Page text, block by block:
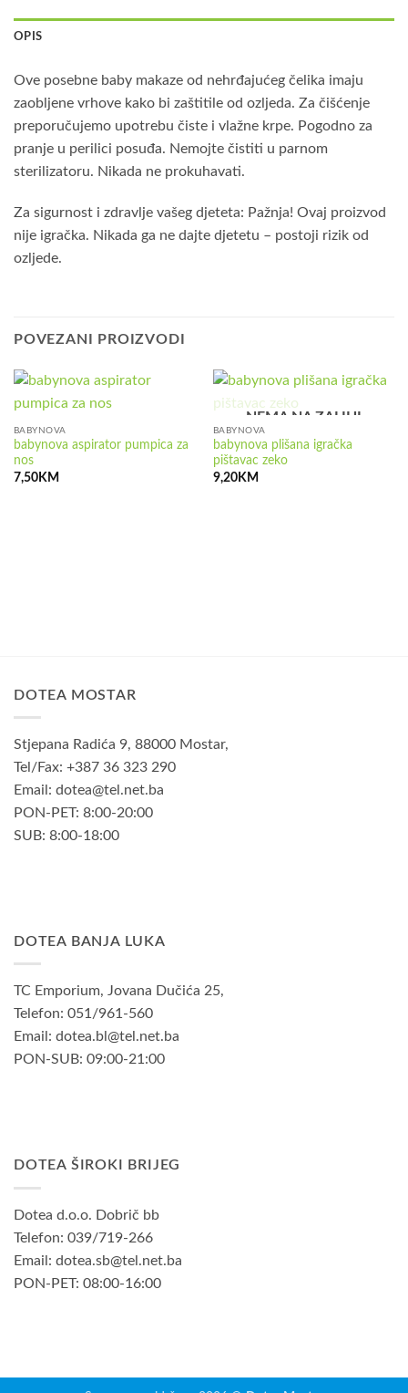
OPIS
Ove posebne baby makaze od nehrđajućeg čelika imaju
zaobljene vrhove kako bi zaštitile od ozljeda. Za čišćenje
preporučujemo upotrebu čiste i vlažne krpe. Pogodno za
pranje u perilici posuđa. Nemojte čistiti u parnom
sterilizatoru. Nikada ne prokuhavati.
Za sigurnost i zdravlje vašeg djeteta: Pažnja! Ovaj proizvod
nije igračka. Nikada ga ne dajte djetetu – postoji rizik od
ozljede.
POVEZANI PROIZVODI
BABYNOVA
babynova aspirator pumpica za
nos
7,50KM
NEMA NA ZALIHI
BABYNOVA
babynova plišana igračka
pištavac zeko
9,20KM
DOTEA MOSTAR
Stjepana Radića 9, 88000 Mostar,
Tel/Fax: +387 36 323 290
Email: dotea@tel.net.ba
PON-PET: 8:00-20:00
SUB: 8:00-18:00
DOTEA BANJA LUKA
TC Emporium, Jovana Dučića 25,
Telefon: 051/961-560
Email: dotea.bl@tel.net.ba
PON-SUB: 09:00-21:00
DOTEA ŠIROKI BRIJEG
Dotea d.o.o. Dobrič bb
Telefon: 039/719-266
Email: dotea.sb@tel.net.ba
PON-PET: 08:00-16:00